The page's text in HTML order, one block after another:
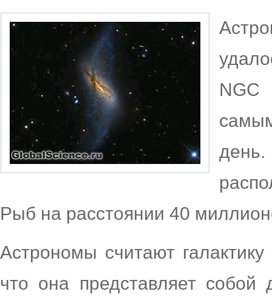
Рыб на расстоянии 40
Астрономы считают
что она представляет собой